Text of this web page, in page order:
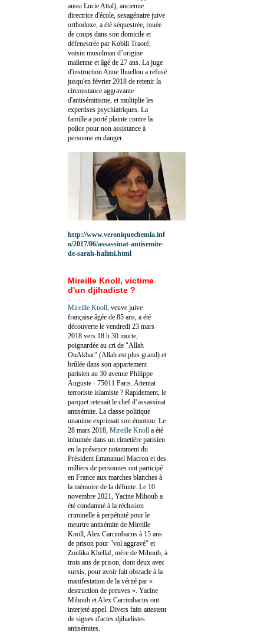
aussi Lucie Attal), ancienne
directrice d'école, sexagénaire juive
orthodoxe, a été séquestrée, rouée
de coups dans son domicile et
défenestrée par Kobili Traoré,
voisin musulman d’origine
malienne et âgé de 27 ans. La juge
d'instruction Anne Ihuellou a refusé
jusqu'en février 2018 de retenir la
circonstance aggravante
d'antisémitisme, et multiplie les
expertises psychiatriques. La
famille a porté plainte contre la
police pour non assistance à
personne en danger.
http://www.veroniquechemla.inf
o/2017/06/assassinat-antisemite-
de-sarah-halimi.html
Mireille Knoll, victime
d'un djihadiste ?
Mireille Knoll , veuve juive
française âgée de 85 ans, a été
découverte le vendredi 23 mars
2018 vers 18 h 30 morte,
poignardée au cri de "Allah
OuAkbar" (Allah est plus grand) et
brûlée dans son appartement
parisien au 30 avenue Philippe
Auguste - 75011 Paris. Attentat
terroriste islamiste ? Rapidement, le
parquet retenait le chef d’assassinat
antisémite. La classe politique
unanime exprimait son émotion. Le
28 mars 2018, Mireille Knoll a été
inhumée dans un cimetière parisien
en la présence notamment du
Président Emmanuel Macron et des
milliers de personnes ont participé
en France aux marches blanches à
la mémoire de la défunte. Le 10
novembre 2021, Yacine Mihoub a
été condamné à la réclusion
criminelle à perpétuité pour le
meurtre antisémite de Mireille
Knoll, Alex Carrimbacus à 15 ans
de prison pour "vol aggravé" et
Zoulika Khellaf, mère de Mihoub, à
trois ans de prison, dont deux avec
sursis, pour avoir fait obstacle à la
manifestation de la vérité par «
destruction de preuves ». Yacine
Mihoub et Alex Carrimbacus ont
interjeté appel. Divers faits attestent
de signes d'actes djihadistes
antisémites.